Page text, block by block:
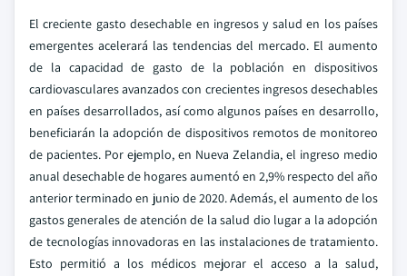
El creciente gasto desechable en ingresos y salud en los países
emergentes acelerará las tendencias del mercado. El aumento
de la capacidad de gasto de la población en dispositivos
cardiovasculares avanzados con crecientes ingresos desechables
en países desarrollados, así como algunos países en desarrollo,
beneficiarán la adopción de dispositivos remotos de monitoreo
de pacientes. Por ejemplo, en Nueva Zelandia, el ingreso medio
anual desechable de hogares aumentó en 2,9% respecto del año
anterior terminado en junio de 2020. Además, el aumento de los
gastos generales de atención de la salud dio lugar a la adopción
de tecnologías innovadoras en las instalaciones de tratamiento.
Esto permitió a los médicos mejorar el acceso a la salud,